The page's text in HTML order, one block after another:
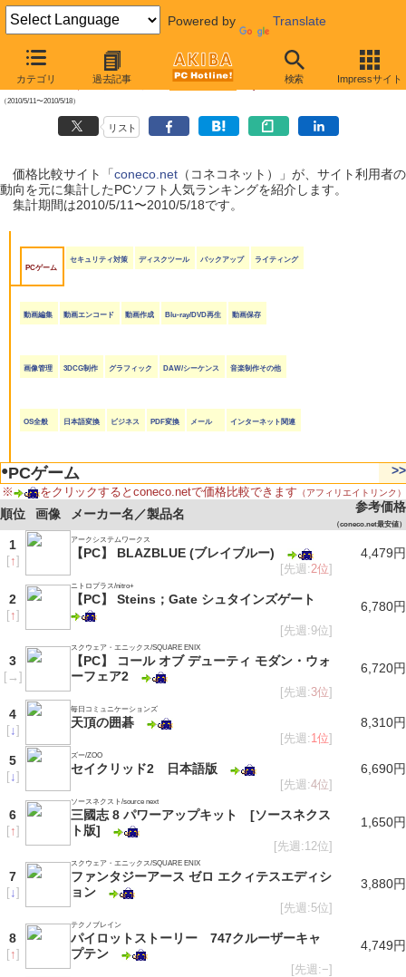
Powered by Translate
カテゴリ 過去記事 検索 Impressサイト
【 2010年5月22日号 】
coneco.net人気ランキング（ソフト編）
（2010/5/11〜2010/5/18）
リスト
価格比較サイト「coneco.net（コネコネット）」が、サイト利用者の
動向を元に集計したPCソフト人気ランキングを紹介します。
集計期間は2010/5/11〜2010/5/18です。
PCゲーム
セキュリティ対策 ディスクツール バックアップ ライティング
動画編集 動画エンコード 動画作成 Blu-ray/DVD再生 動画保存
画像管理 3DCG制作 グラフィック DAW/シーケンス 音楽制作その他
OS全般 日本語変換 ビジネス PDF変換 メール インターネット関連
●PCゲーム >>
※ をクリックするとconeco.netで価格比較できます （アフィリエイトリンク）
順位 画像 メーカー名／製品名 参考価格
（coneco.net最安値）
1
[↑]
アークシステムワークス
【PC】 BLAZBLUE (ブレイブルー)
[先週:2位]
4,479円
2
[↑]
ニトロプラス/nitro+
【PC】 Steins；Gate シュタインズゲート
[先週:9位]
6,780円
3
[→ ]
スクウェア・エニックス/SQUARE ENIX
【PC】 コール オブ デューティ モダン・ウォ
ーフェア2
[先週:3位]
6,720円
4
[↓]
毎日コミュニケーションズ
天頂の囲碁
[先週:1位]
8,310円
5
[↓]
ズー/ZOO
セイクリッド2 日本語版
[先週:4位]
6,690円
6
[↑]
ソースネクスト/source next
三國志 8 パワーアップキット [ソースネクス
ト版]
[先週:12位]
1,650円
7
[↓]
スクウェア・エニックス/SQUARE ENIX
ファンタジーアース ゼロ エクィテスエディシ
ョン
[先週:5位]
3,880円
8
[↑]
テクノブレイン
パイロットストーリー 747クルーザーキャ
プテン
[先週:−]
4,749円